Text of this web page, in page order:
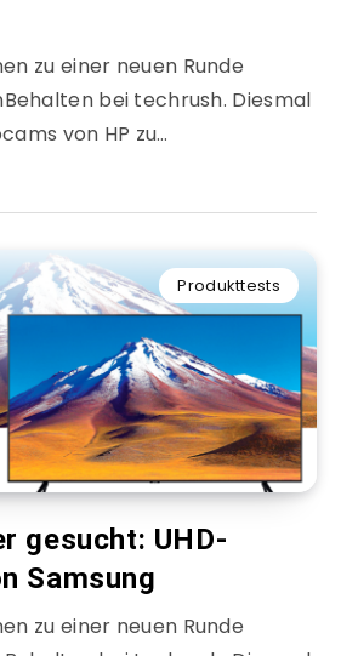
zu einer neuen Runde
bei techrush. Diesmal
von HP zu…
Produkttests
gesucht: UHD-
Samsung
zu einer neuen Runde